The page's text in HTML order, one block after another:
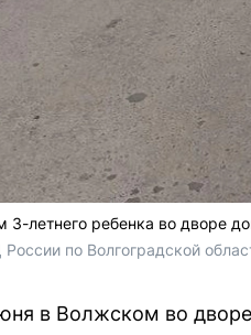
3-летнего ребенка во дворе
по Волгоградской
в Волжском во